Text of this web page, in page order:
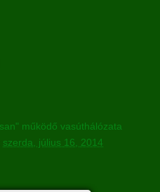
működő vasúthálózata
szerda, július 16, 2014